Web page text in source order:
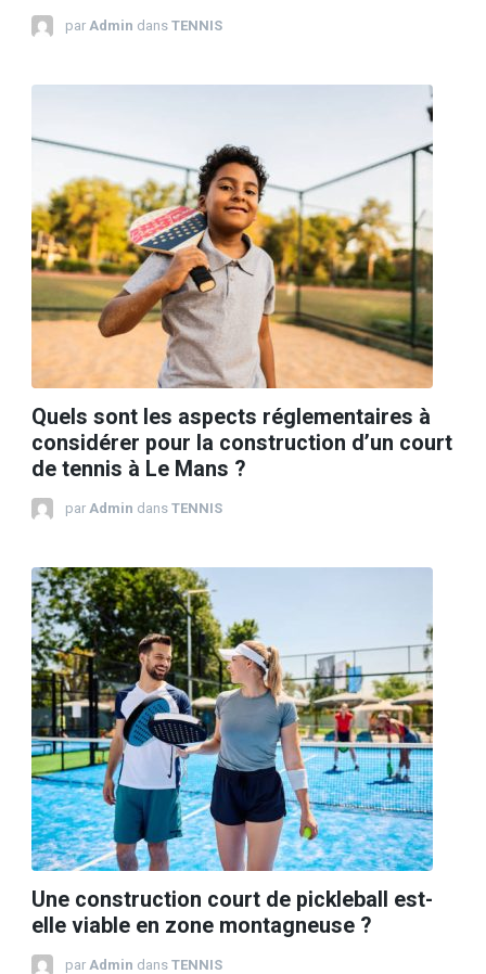
par Admin dans TENNIS
Quels sont les aspects réglementaires à
considérer pour la construction d’un court
de tennis à Le Mans ?
par Admin dans TENNIS
Une construction court de pickleball est-
elle viable en zone montagneuse ?
par Admin dans TENNIS